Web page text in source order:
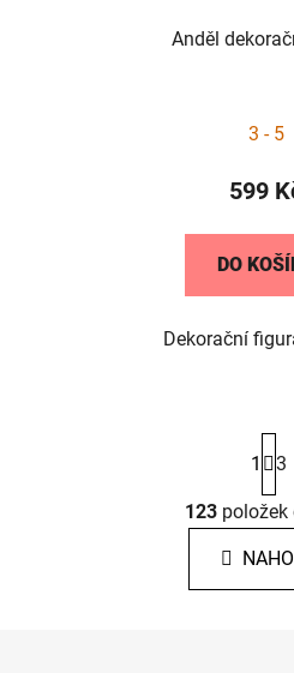
Anděl
3 - 5
599
DO
Dekorační
O
v
S
t
r
á
n
k
1 3
123 položek